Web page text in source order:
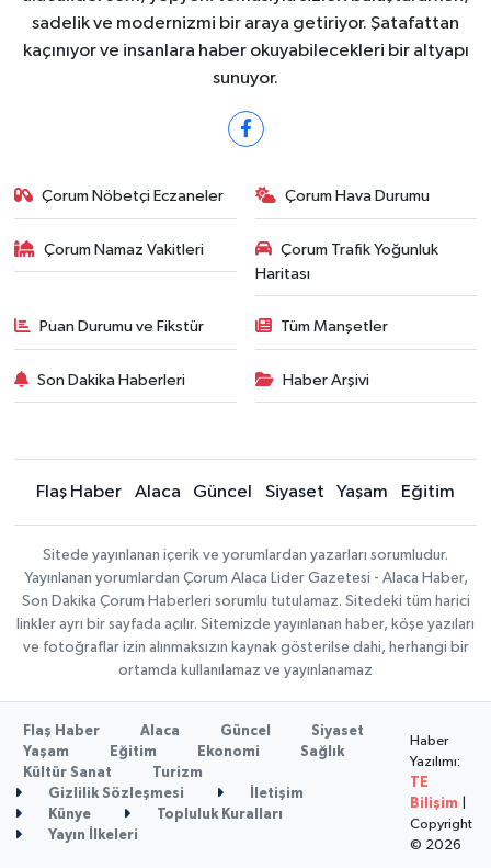
sadelik ve modernizmi bir araya getiriyor. Şatafattan
kaçınıyor ve insanlara haber okuyabilecekleri bir altyapı
sunuyor.
Çorum Nöbetçi Eczaneler Çorum Hava Durumu
Çorum Namaz Vakitleri
Çorum Trafik Yoğunluk
Haritası
Puan Durumu ve Fikstür Tüm Manşetler
Son Dakika Haberleri Haber Arşivi
Flaş Haber Alaca Güncel Siyaset Yaşam Eğitim
Sitede yayınlanan içerik ve yorumlardan yazarları sorumludur.
Yayınlanan yorumlardan Çorum Alaca Lider Gazetesi - Alaca Haber,
Son Dakika Çorum Haberleri sorumlu tutulamaz. Sitedeki tüm harici
linkler ayrı bir sayfada açılır. Sitemizde yayınlanan haber, köşe yazıları
ve fotoğraflar izin alınmaksızın kaynak gösterilse dahi, herhangi bir
ortamda kullanılamaz ve yayınlanamaz
Flaş Haber Alaca Güncel
Siyaset
Yaşam
Eğitim Ekonomi
Sağlık
Kültür Sanat
Turizm
Gizlilik Sözleşmesi
İletişim
Künye
Topluluk Kuralları
Yayın İlkeleri
Haber
Yazılımı:
TE
Bilişim
Copyright
© 2026